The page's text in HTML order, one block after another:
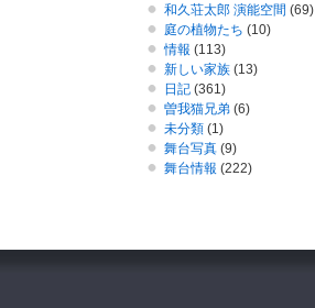
和久荘太郎 演能空間 (69)
庭の植物たち (10)
情報 (113)
新しい家族 (13)
日記 (361)
曽我猫兄弟 (6)
未分類 (1)
舞台写真 (9)
舞台情報 (222)